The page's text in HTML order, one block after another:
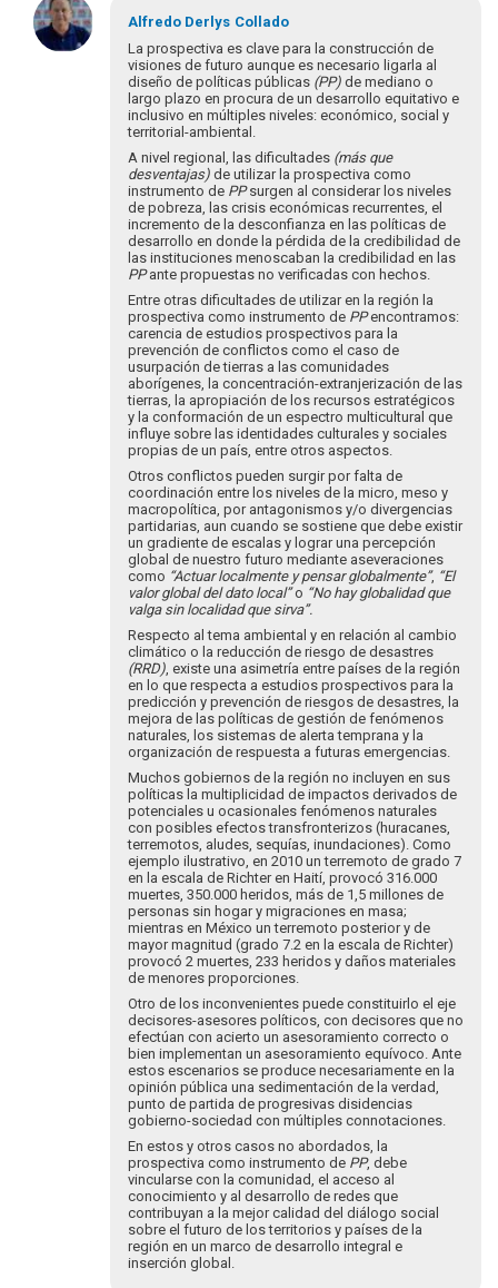
Leyes
respuesta
a
Pablo,
muchas
gracias
por…
por
María
del
Pila…
Alfredo Derlys Collado
La prospectiva es clave para la construcción de
visiones de futuro aunque es necesario ligarla al
diseño de políticas públicas (PP)de mediano o
largo plazo en procura de un desarrollo equitativo e
inclusivo en múltiples niveles: económico, social y
territorial-ambiental.
A nivel regional, las dificultades (más que
desventajas)de utilizar la prospectiva como
instrumento de PPsurgen al considerar los niveles
de pobreza, las crisis económicas recurrentes, el
incremento de la desconfianza en las políticas de
desarrollo en donde la pérdida de la credibilidad de
las instituciones menoscaban la credibilidad en las
PPante propuestas no verificadas con hechos.
Entre otras dificultades de utilizar en la región la
prospectiva como instrumento de PPencontramos:
carencia de estudios prospectivos para la
prevención de conflictos como el caso de
usurpación de tierras a las comunidades
aborígenes, la concentración-extranjerización de las
tierras, la apropiación de los recursos estratégicos
y la conformación de un espectro multicultural que
influye sobre las identidades culturales y sociales
propias de un país, entre otros aspectos.
Otros conflictos pueden surgir por falta de
coordinación entre los niveles de la micro, meso y
macropolítica, por antagonismos y/o divergencias
partidarias, aun cuando se sostiene que debe existir
un gradiente de escalas y lograr una percepción
global de nuestro futuro mediante aseveraciones
como “Actuar localmente y pensar globalmente”, “El
valor global del dato local”o “No hay globalidad que
valga sin localidad que sirva”.
Respecto al tema ambiental y en relación al cambio
climático o la reducción de riesgo de desastres
(RRD), existe una asimetría entre países de la región
en lo que respecta a estudios prospectivos para la
predicción y prevención de riesgos de desastres, la
mejora de las políticas de gestión de fenómenos
naturales, los sistemas de alerta temprana y la
organización de respuesta a futuras emergencias.
Muchos gobiernos de la región no incluyen en sus
políticas la multiplicidad de impactos derivados de
potenciales u ocasionales fenómenos naturales
con posibles efectos transfronterizos (huracanes,
terremotos, aludes, sequías, inundaciones). Como
ejemplo ilustrativo, en 2010 un terremoto de grado 7
en la escala de Richter en Haití, provocó 316.000
muertes, 350.000 heridos, más de 1,5 millones de
personas sin hogar y migraciones en masa;
mientras en México un terremoto posterior y de
mayor magnitud (grado 7.2 en la escala de Richter)
provocó 2 muertes, 233 heridos y daños materiales
de menores proporciones.
Otro de los inconvenientes puede constituirlo el eje
decisores-asesores políticos, con decisores que no
efectúan con acierto un asesoramiento correcto o
bien implementan un asesoramiento equívoco. Ante
estos escenarios se produce necesariamente en la
opinión pública una sedimentación de la verdad,
punto de partida de progresivas disidencias
gobierno-sociedad con múltiples connotaciones.
En estos y otros casos no abordados, la
prospectiva como instrumento de PP, debe
vincularse con la comunidad, el acceso al
conocimiento y al desarrollo de redes que
contribuyan a la mejor calidad del diálogo social
sobre el futuro de los territorios y países de la
región en un marco de desarrollo integral e
inserción global.